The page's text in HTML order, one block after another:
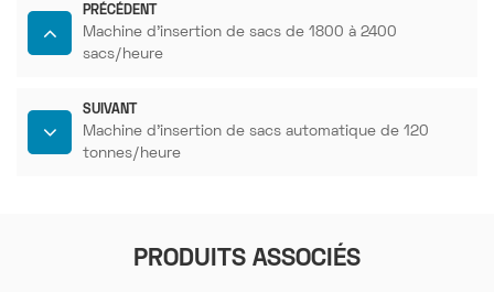
PRÉCÉDENT
Machine d'insertion de sacs de 1800 à 2400
sacs/heure
SUIVANT
Machine d'insertion de sacs automatique de 120
tonnes/heure
PRODUITS ASSOCIÉS